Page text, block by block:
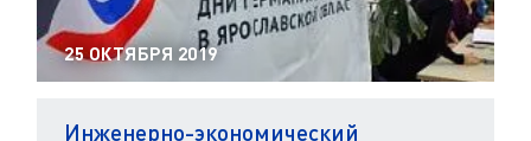
25 ОКТЯБРЯ 2019
Инженерно-экономический